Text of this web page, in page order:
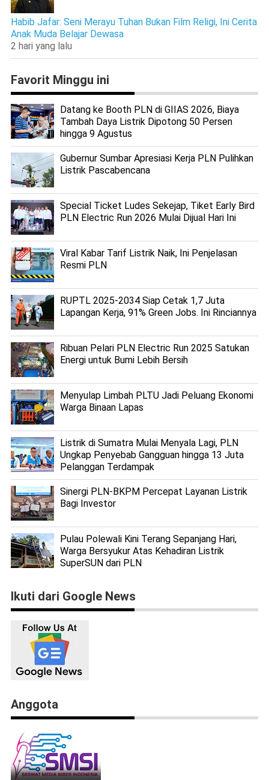
Habib Jafar: Seni Merayu Tuhan Bukan Film Religi, Ini Cerita
Anak Muda Belajar Dewasa
2 hari yang lalu
Favorit Minggu ini
Datang ke Booth PLN di GIIAS 2026, Biaya
Tambah Daya Listrik Dipotong 50 Persen
hingga 9 Agustus
Gubernur Sumbar Apresiasi Kerja PLN Pulihkan
Listrik Pascabencana
Special Ticket Ludes Sekejap, Tiket Early Bird
PLN Electric Run 2026 Mulai Dijual Hari Ini
Viral Kabar Tarif Listrik Naik, Ini Penjelasan
Resmi PLN
RUPTL 2025-2034 Siap Cetak 1,7 Juta
Lapangan Kerja, 91% Green Jobs. Ini Rinciannya
Ribuan Pelari PLN Electric Run 2025 Satukan
Energi untuk Bumi Lebih Bersih
Menyulap Limbah PLTU Jadi Peluang Ekonomi
Warga Binaan Lapas
Listrik di Sumatra Mulai Menyala Lagi, PLN
Ungkap Penyebab Gangguan hingga 13 Juta
Pelanggan Terdampak
Sinergi PLN-BKPM Percepat Layanan Listrik
Bagi Investor
Pulau Polewali Kini Terang Sepanjang Hari,
Warga Bersyukur Atas Kehadiran Listrik
SuperSUN dari PLN
Ikuti dari Google News
Anggota